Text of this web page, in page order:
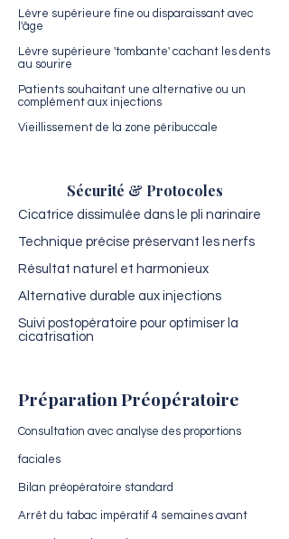
Lèvre supérieure fine ou disparaissant avec
l'âge
Lèvre supérieure 'tombante' cachant les dents
au sourire
Patients souhaitant une alternative ou un
complément aux injections
Vieillissement de la zone péribuccale
Sécurité & Protocoles
Cicatrice dissimulée dans le pli narinaire
Technique précise préservant les nerfs
Résultat naturel et harmonieux
Alternative durable aux injections
Suivi postopératoire pour optimiser la
cicatrisation
Préparation Préopératoire
Consultation avec analyse des proportions
faciales
Bilan préopératoire standard
Arrêt du tabac impératif 4 semaines avant